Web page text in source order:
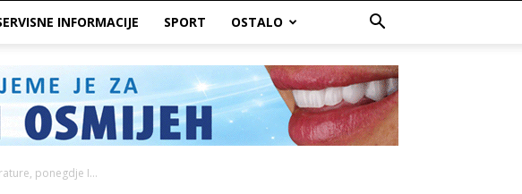
INFORMACIJE SPORT OSTALO
ponegdje I...